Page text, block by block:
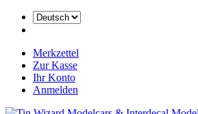
Merkzettel
Zur Kasse
Ihr Konto
Anmelden